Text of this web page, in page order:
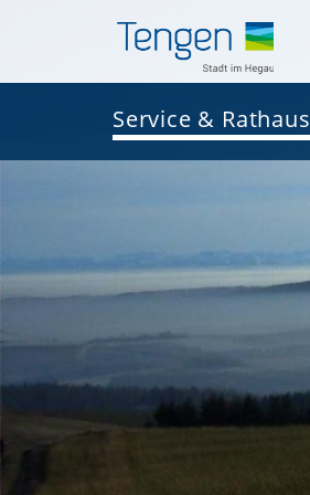
Service & Rathaus